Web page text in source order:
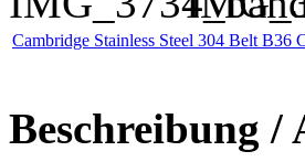
Cambridge Stainless Steel 304 Belt B36
Beschreibung /